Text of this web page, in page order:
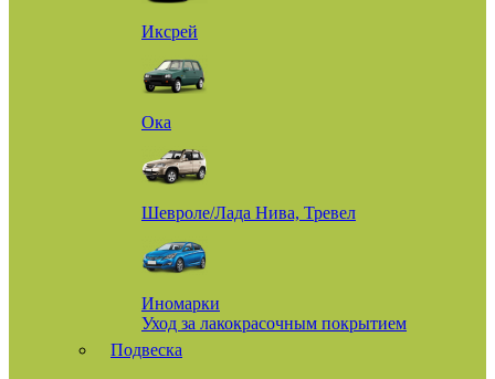
Иксрей
Ока
Шевроле/Лада Нива, Тревел
Иномарки
Уход за лакокрасочным покрытием
Подвеска